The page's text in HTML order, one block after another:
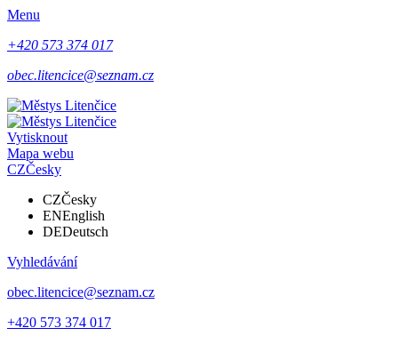
Menu
+420 573 374 017
obec.litencice@seznam.cz
Vytisknout
Mapa webu
CZČesky
CZČesky
ENEnglish
DEDeutsch
Vyhledávání
obec.litencice@seznam.cz
+420 573 374 017